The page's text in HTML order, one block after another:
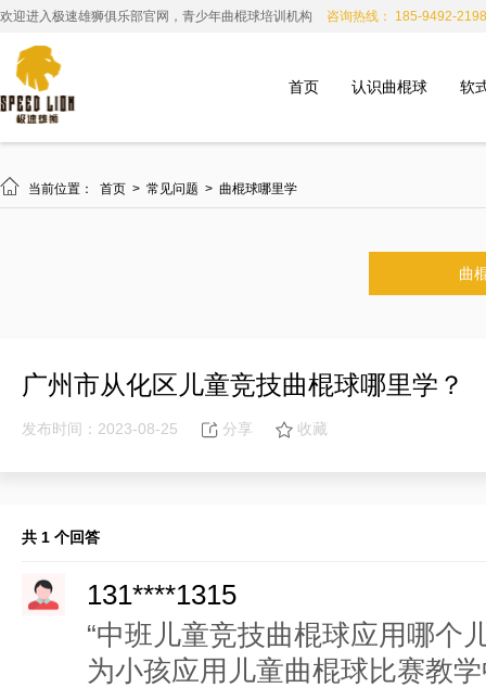
欢迎进入极速雄狮俱乐部官网，青少年曲棍球培训机构 咨询热线： 185-9492-2198
首页 认识曲棍球 软
 当前位置： 首页 > 常见问题 > 曲棍球哪里学
曲
广州市从化区儿童竞技曲棍球哪里学？
发布时间：2023-08-25 分享 收藏
共 1 个回答
131****1315
“中班儿童竞技曲棍球应用哪个
为小孩应用儿童曲棍球比赛教